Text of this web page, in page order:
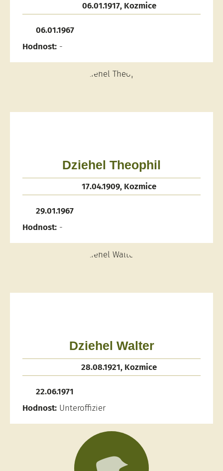
06.01.1917, Kozmice
06.01.1967
Hodnost: -
Dziehel Theophil
17.04.1909, Kozmice
29.01.1967
Hodnost: -
Dziehel Walter
28.08.1921, Kozmice
22.06.1971
Hodnost: Unteroffizier